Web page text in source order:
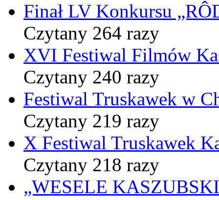
Finał LV Konkursu
Czytany 264 razy
XVI Festiwal Filmów
Czytany 240 razy
Festiwal Truskawek w
Czytany 219 razy
X Festiwal Truskawek
Czytany 218 razy
„WESELE